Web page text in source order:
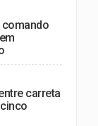
comando
carreta